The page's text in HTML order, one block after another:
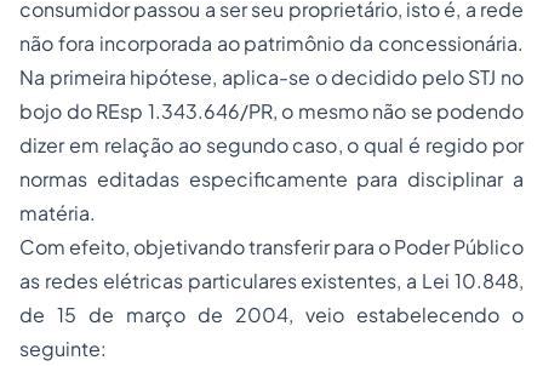
consumidor passou a ser seu proprietário, isto é, a rede
não fora incorporada ao patrimônio da concessionária.
Na primeira hipótese, aplica-se o decidido pelo STJ no
bojo do REsp 1.343.646/PR, o mesmo não se podendo
dizer em relação ao segundo caso, o qual é regido por
normas editadas especificamente para disciplinar a
matéria.
Com efeito, objetivando transferir para o Poder Público
as redes elétricas particulares existentes, a Lei 10.848,
de 15 de março de 2004, veio estabelecendo o
seguinte: